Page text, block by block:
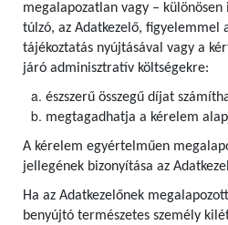
megalapozatlan vagy –
túlzó, az Adatkezelő, figyelemmel
tájékoztatás nyújtásával vagy a
járó adminisztratív költségekre:
észszerű összegű díjat
megtagadhatja a kérelem
A kérelem egyértelműen
jellegének bizonyítása az
Ha az Adatkezelőnek
benyújtó természetes személy